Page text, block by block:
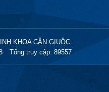
KHOA CẦN GIUỘC.
Tổng truy cập: 89557